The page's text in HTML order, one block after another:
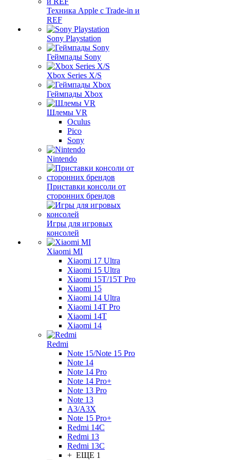
Техника Apple с Trade-in и
REF
Sony Playstation
Геймпады Sony
Xbox Series X/S
Геймпады Xbox
Шлемы VR
Oculus
Pico
Sony
Nintendo
Приставки консоли от
сторонних брендов
Игры для игровых
консолей
Xiaomi MI
Xiaomi 17 Ultra
Xiaomi 15 Ultra
Xiaomi 15T/15T Pro
Xiaomi 15
Xiaomi 14 Ultra
Xiaomi 14T Pro
Xiaomi 14T
Xiaomi 14
Redmi
Note 15/Note 15 Pro
Note 14
Note 14 Pro
Note 14 Pro+
Note 13 Pro
Note 13
A3/A3X
Note 15 Pro+
Redmi 14C
Redmi 13
Redmi 13C
+ ЕЩЕ 1